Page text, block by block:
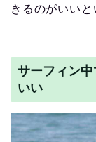
きるのがいいと
サーフィン
いい